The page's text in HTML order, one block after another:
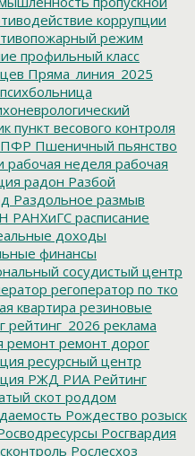
коррупции
режим
профильный класс
Пряма_линия_2025
психбольница
пункт весового контроля
ПФР Пшеничный пьянство
рабочая неделя рабочая
радон Разбой
Раздольное размыв
РАНХиГС расписание
доходы
финансы
сосудистый центр
регоператор по тко
квартира резиновые
рейтинг_2026 реклама
ремонт ремонт дорог
ресурсный центр
РЖД РИА Рейтинг
скот роддом
Рождество розыск
Росгвардия
Рослесхоз